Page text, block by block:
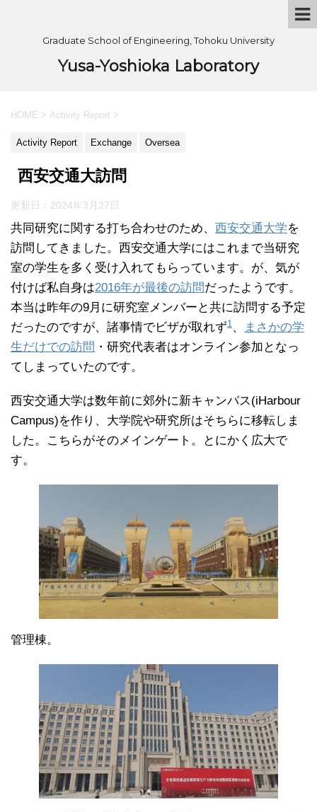
Graduate School of Engineering, Tohoku University
Yusa-Yoshioka Laboratory
HOME > Activity Report >
Activity Report Exchange Oversea
西安交通大訪問
更新日： 2024年3月27日
共同研究に関する打ち合わせのため、 西安交通大学を
訪問してきました。西安交通大学にはこれまで当研究
室の学生を多く受け入れてもらっています。が、気が
付けば私自身は2016年が最後の訪問だったようです。
本当は昨年の9月に研究室メンバーと共に訪問する予定
だったのですが、諸事情でビザが取れず1 、
まさかの学
生だけでの訪問 ・研究代表者はオンライン参加となっ
てしまっていたのです。
西安交通大学は数年前に郊外に新キャンパス(iHarbour
Campus)を作り、大学院や研究所はそちらに移転しま
した。こちらがそのメインゲート。とにかく広大で
す。
管理棟。